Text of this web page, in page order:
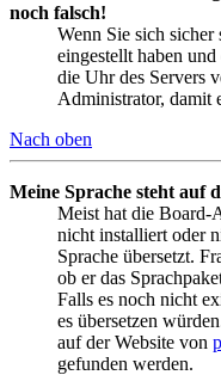
noch falsch!
Wenn Sie sich
eingestellt haben
die Uhr des Servers
Administrator, damit
Nach oben
Meine Sprache steht auf
Meist hat die Board-
nicht installiert oder
Sprache übersetzt.
ob er das
Falls es noch nicht
es übersetzen
auf der Website von
gefunden werden.